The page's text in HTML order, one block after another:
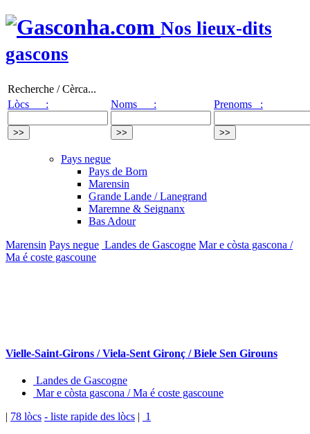
Nos lieux-dits
gascons
Recherche / Cèrca...
Lòcs :
Noms : Prenoms :
Pays negue
Pays de Born
Marensin
Grande Lande / Lanegrand
Maremne & Seignanx
Bas Adour
Marensin Pays negue Landes de Gascogne Mar e còsta gascona /
Ma é coste gascoune
Vielle-Saint-Girons / Viela-Sent Gironç / Biele Sen Girouns
Landes de Gascogne
Mar e còsta gascona / Ma é coste gascoune
| 78 lòcs - liste rapide des lòcs | 1